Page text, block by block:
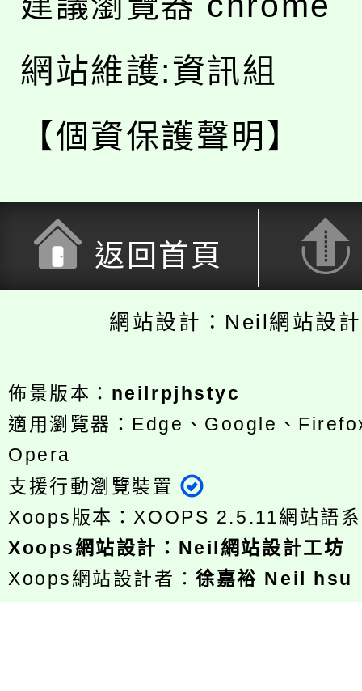
網站維護:資訊組
【個資保護聲明】
返回首頁
網站設計：Neil網站設
佈景版本： neilrpjhstyc
適用瀏覽器：Edge、Google、
Opera
支援行動瀏覽裝置
Xoops版本： XOOPS 2.5.11網站語
Xoops網站設計 ： Neil網站設計工坊
Xoops網站設計者：徐嘉裕 Neil hsu